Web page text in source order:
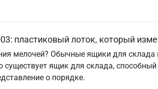
пластиковый лоток, который
мелочей? Обычные ящики для
ящик для склада,
о порядке.